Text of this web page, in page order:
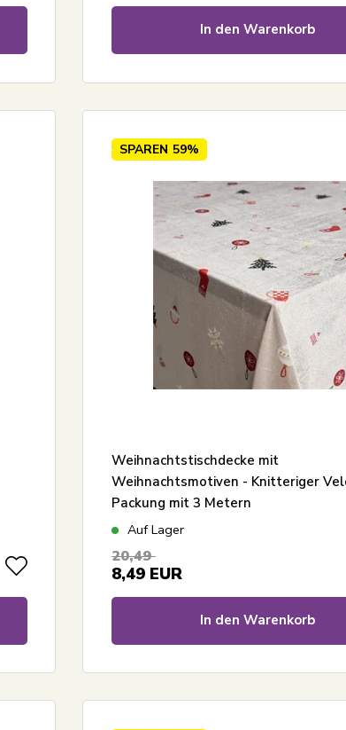
In den Warenkorb
SPAREN 59%
Weihnachtstischdecke mit
Weihnachtsmotiven - Knitteriger
Packung mit 3 Metern
Auf Lager
20,49
8,49 EUR
In den Warenkorb